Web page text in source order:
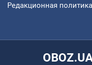
Редакционная политика